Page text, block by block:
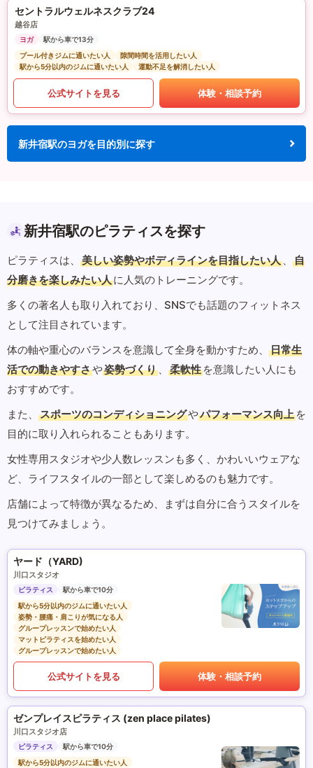
セントラルウェルネスクラブ24
越谷店
ヨガ
駅から車で13分
プール付きジムに通いたい人
隙間時間を活用したい人
駅から5分以内のジムに通いたい人
運動不足を解消したい人
公式サイトを見る 体験・相談予約
新井宿駅のヨガを目的別に探す
新井宿駅のピラティスを探す
ピラティスは、 美しい姿勢やボディラインを目指したい人 、
自
分磨きを楽しみたい人に人気のトレーニングです。
多くの著名人も取り入れており、SNSでも話題のフィットネス
として注目されています。
体の軸や重心のバランスを意識して全身を動かすため、
日常生
活での動きやすさや姿勢づくり 、 柔軟性 を意識したい人にも
おすすめです。
また、
スポーツのコンディショニングやパフォーマンス向上 を
目的に取り入れられることもあります。
女性専用スタジオや少人数レッスンも多く、かわいいウェアな
ど、ライフスタイルの一部として楽しめるのも魅力です。
店舗によって特徴が異なるため、まずは自分に合うスタイルを
見つけてみましょう。
ヤード（YARD)
川口スタジオ
ピラティス
駅から車で10分
駅から5分以内のジムに通いたい人
姿勢・腰痛・肩こりが気になる人
グループレッスンで始めたい人
マットピラティスを始めたい人
グループレッスンで始めたい人
公式サイトを見る 体験・相談予約
ゼンプレイスピラティス (zen place pilates)
川口スタジオ店
ピラティス
駅から車で10分
駅から5分以内のジムに通いたい人